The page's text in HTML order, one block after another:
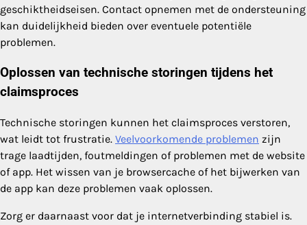
geschiktheidseisen. Contact opnemen met de ondersteuning
kan duidelijkheid bieden over eventuele potentiële
problemen.
Oplossen van technische storingen tijdens het
claimsproces
Technische storingen kunnen het claimsproces verstoren,
wat leidt tot frustratie. Veelvoorkomende problemen zijn
trage laadtijden, foutmeldingen of problemen met de website
of app. Het wissen van je browsercache of het bijwerken van
de app kan deze problemen vaak oplossen.
Zorg er daarnaast voor dat je internetverbinding stabiel is.